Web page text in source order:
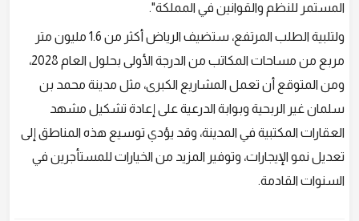
المستمر للنظم والقوانين في المملكة".
ولتلبية الطلب المرتفع، ستضيف الرياض أكثر من 1.6 مليون متر
مربع من مساحات المكاتب من الدرجة الأولى بحلول العام 2028،
ومن المتوقع أن تعمل المشاريع الكبرى، مثل مدينة محمد بن
سلمان غير الربحية وبوابة الدرعية على إعادة تشكيل مشهد
العقارات المكتبية في المدينة، وقد يؤدي توسيع هذه المناطق إلى
تعديل نمو الإيجارات، وتوفير المزيد من الخيارات للمستأجرين في
السنوات القادمة.